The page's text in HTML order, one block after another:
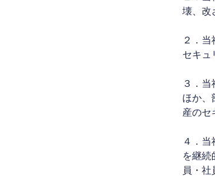
壊、改
２．
セキュ
３．
ほか、
産のセ
４．
を継続
員・